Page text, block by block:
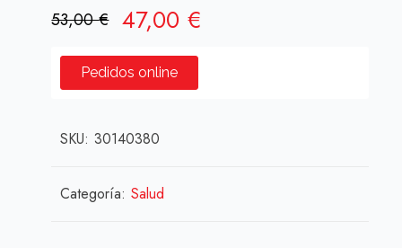
53,00€ El
original
era:
53,00 €.
47,00€
Pedidos online
SKU:30140380
Categoría:Salud